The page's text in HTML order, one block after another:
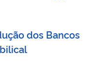
dos Bancos